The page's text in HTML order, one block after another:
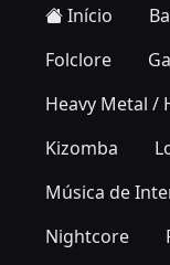
Início
Folclore
Heavy Metal /
Kizomba
Música de
Nightcore